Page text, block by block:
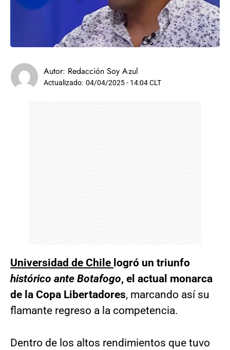
Autor: Redacción Soy Azul
Actualizado: 04/04/2025 - 14:04 CLT
Universidad de Chile logró un triunfo
histórico ante Botafogo, el actual monarca
de la Copa Libertadores, marcando así su
flamante regreso a la competencia.
Dentro de los altos rendimientos que tuvo